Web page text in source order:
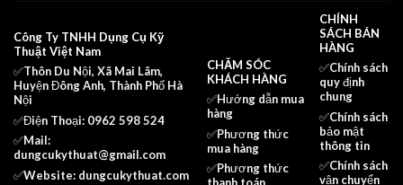
Công Ty TNHH Dụng Cụ Kỹ
Thuật Việt Nam
✅Thôn Du Nội, Xã Mai Lâm,
Huyện Đông Anh, Thành Phố Hà
Nội
✅Điện Thoại: 0962 598 524
✅Mail:
dungcukythuat@gmail.com
✅Website: dungcukythuat.com
CHĂM SÓC
KHÁCH HÀNG
✅Hướng dẫn mua
hàng
✅Phương thức
mua hàng
✅Phương thức
CHÍNH
SÁCH BÁN
HÀNG
✅Chính sách
quy định
chung
✅Chính sách
bảo mật
thông tin
✅Chính sách
vận chuyển